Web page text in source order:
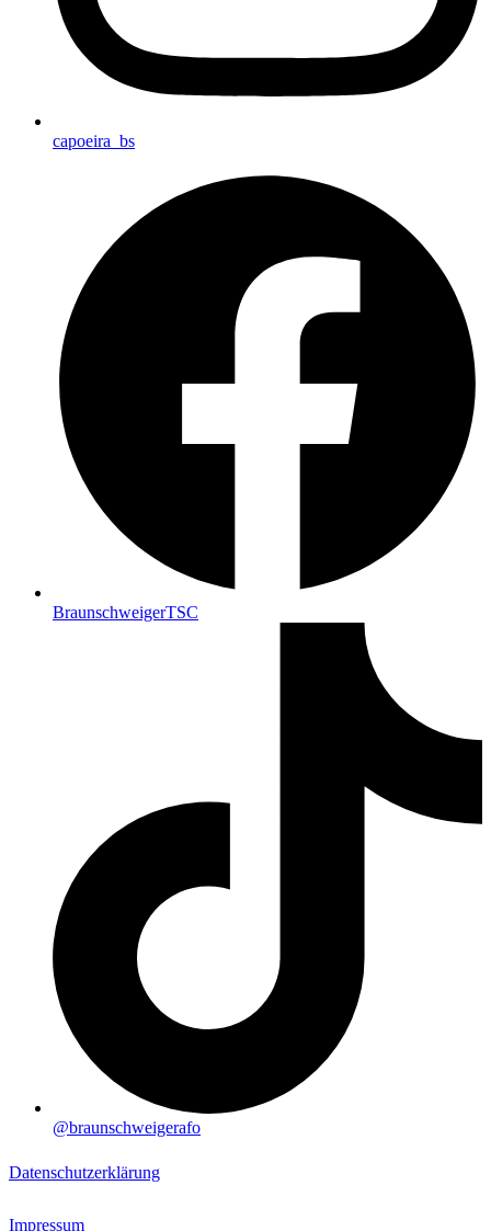
capoeira_bs
BraunschweigerTSC
@braunschweigerafo
Datenschutzerklärung
Impressum